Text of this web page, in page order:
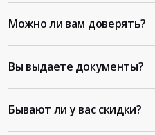
Можно ли вам доверять?
Вы выдаете документы?
Бывают ли у вас скидки?